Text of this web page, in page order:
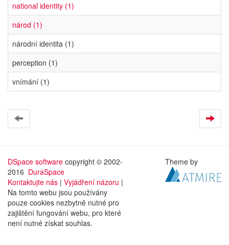
national identity (1)
národ (1)
národní identita (1)
perception (1)
vnímání (1)
DSpace software copyright © 2002-
2016 DuraSpace
Kontaktujte nás | Vyjádření názoru |
Na tomto webu jsou používány
pouze cookies nezbytně nutné pro
zajištění fungování webu, pro které
není nutné získat souhlas.
Theme by